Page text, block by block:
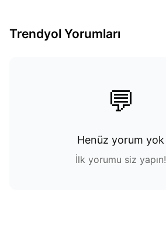
Trendyol Yorumları
💬
Henüz yorum yok
İlk yorumu siz yapın!